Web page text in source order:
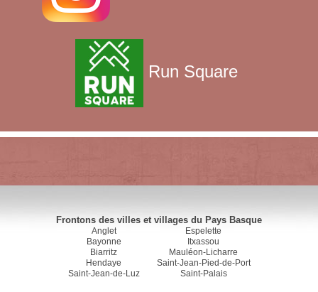
Run Square
Frontons des villes et villages du Pays Basque
Anglet
Bayonne
Biarritz
Hendaye
Saint-Jean-de-Luz
Espelette
Itxassou
Mauléon-Licharre
Saint-Jean-Pied-de-Port
Saint-Palais